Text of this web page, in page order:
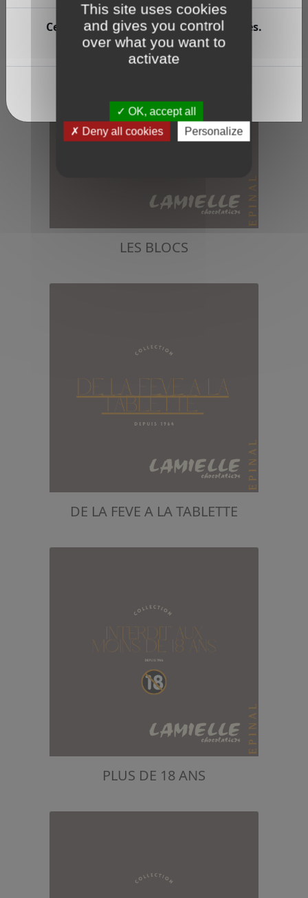
Ce site contient des produits alcoolisés.
Avez-vous plus de 18 ans ?
LES BLOCS
DE LA FEVE A LA TABLETTE
PLUS DE 18 ANS
This site uses cookies
and gives you control
over what you want to
activate
OK, accept all
Deny all cookies
Personalize